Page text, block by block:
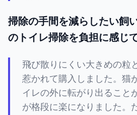
掃除の手間を減らしたい飼
のトイレ掃除を負担に感じ
飛び散りにくい大きめの粒
惹かれて購入しました。猫
イレの外に転がり出ること
が格段に楽になりました。